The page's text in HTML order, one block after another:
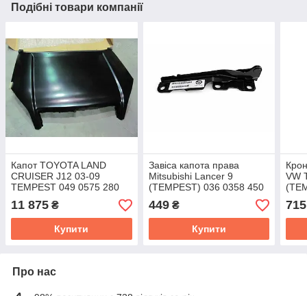
Подібні товари компанії
Капот TOYOTA LAND
CRUISER J12 03-09
TEMPEST 049 0575 280
11 875 ₴
Купити
Завіса капота права
Mitsubishi Lancer 9
(TEMPEST) 036 0358 450
449₴
Купити
VW
715
Про нас